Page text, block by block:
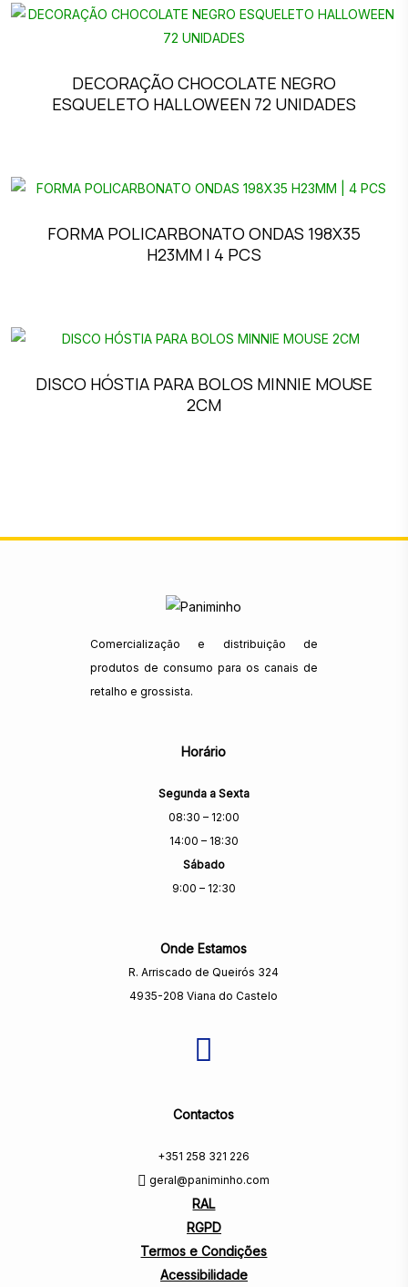
DECORAÇÃO CHOCOLATE NEGRO
ESQUELETO HALLOWEEN 72 UNIDADES
FORMA POLICARBONATO ONDAS 198X35
H23MM | 4 PCS
DISCO HÓSTIA PARA BOLOS MINNIE MOUSE
2CM
Comercialização e distribuição de
produtos de consumo para os canais de
retalho e grossista.
Horário
Segunda a Sexta
08:30 – 12:00
14:00 – 18:30
Sábado
9:00 – 12:30
Onde Estamos
R. Arriscado de Queirós 324
4935-208 Viana do Castelo
Contactos
+351 258 321 226
geral@paniminho.com
RAL
RGPD
Termos e Condições
Acessibilidade